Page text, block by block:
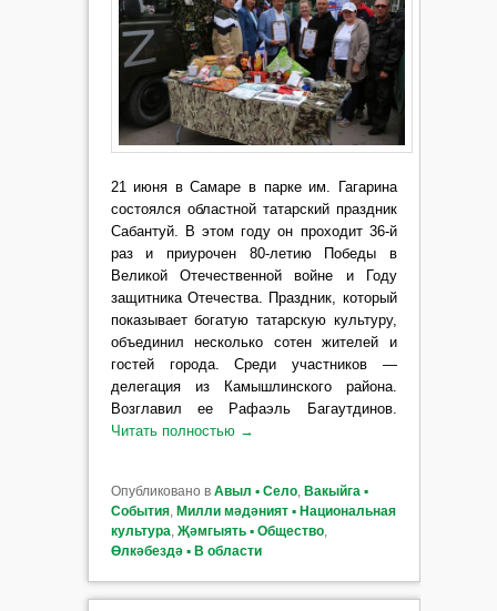
21 июня в Самаре в парке им. Гагарина
состоялся областной татарский праздник
Сабантуй. В этом году он проходит 36-й
раз и приурочен 80-летию Победы в
Великой Отечественной войне и Году
защитника Отечества. Праздник, который
показывает богатую татарскую культуру,
объединил несколько сотен жителей и
гостей города. Среди участников —
делегация из Камышлинского района.
Возглавил ее Рафаэль Багаутдинов.
Читать полностью →
Опубликовано в Авыл ▪ Село, Вакыйга ▪
События, Милли мәдәният ▪ Национальная
культура Җәмгыять ▪ Общество,
Өлкәбездә ▪ В области